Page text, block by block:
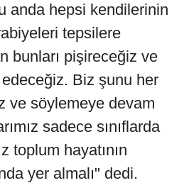
anda hepsi kendilerinin
tepsilere
bunları pişireceğiz ve
Biz şunu her
ve söylemeye devam
sadece sınıflarda
toplum hayatının
yer almalı" dedi.